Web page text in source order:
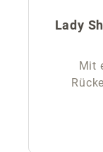
Lady
Mit